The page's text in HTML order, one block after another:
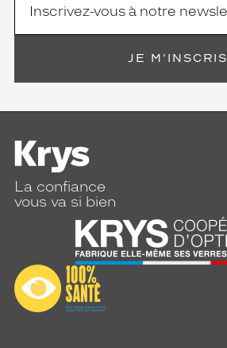
JE M'INSCRIS
La confiance
vous va si bien